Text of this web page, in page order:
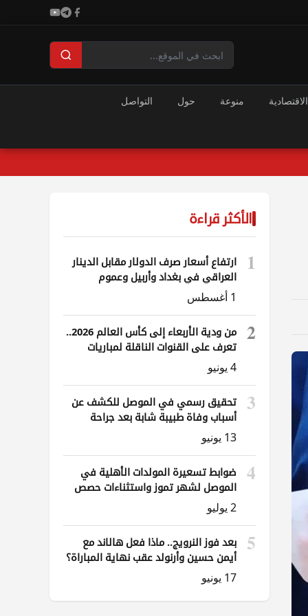
منوعة حول التواصل
الأكثر قراءة
1
ارتفاع أسعار صرف الدولار مقابل الدينار
العراقي في بغداد وأربيل وعموم
المحافظات
1 أغسطس
2
من ودية الأربعاء إلى كأس العالم 2026..
تعرف على القنوات الناقلة لمباريات
العراق
4 يونيو
3
تحقيق رسمي في الموصل للكشف عن
أسباب وفاة طبيبة شابة بعد جراحة
ناظورية
13 يونيو
4
ضوابط تسعيرة المولدات الأهلية في
الموصل لشهر تموز واستثناءات حصص
الوقود
2 يوليو
5
بعد فوز النرويج.. ماذا فعل هالاند مع
أيمن حسين وأرنولد عقب نهاية المباراة؟
17 يونيو